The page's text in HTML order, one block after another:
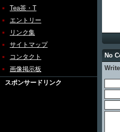
Tea茶・T
エントリー
リンク集
サイトマップ
コンタクト
画像掲示板
スポンサードリンク
No